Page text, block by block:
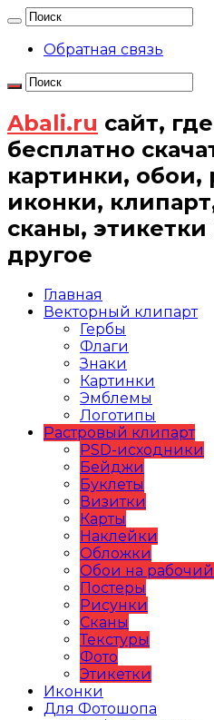
Обратная связь
Abali.ru сайт,
бесплатно
картинки, обои,
иконки,
сканы,
другое
Главная
Векторный клипарт
Гербы
Флаги
Знаки
Картинки
Эмблемы
Логотипы
Растровый клипарт
PSD-исходники
Бейджи
Буклеты
Визитки
Карты
Наклейки
Обложки
Обои на рабочий
Постеры
Рисунки
Сканы
Текстуры
Фото
Этикетки
Иконки
Для Фотошопа